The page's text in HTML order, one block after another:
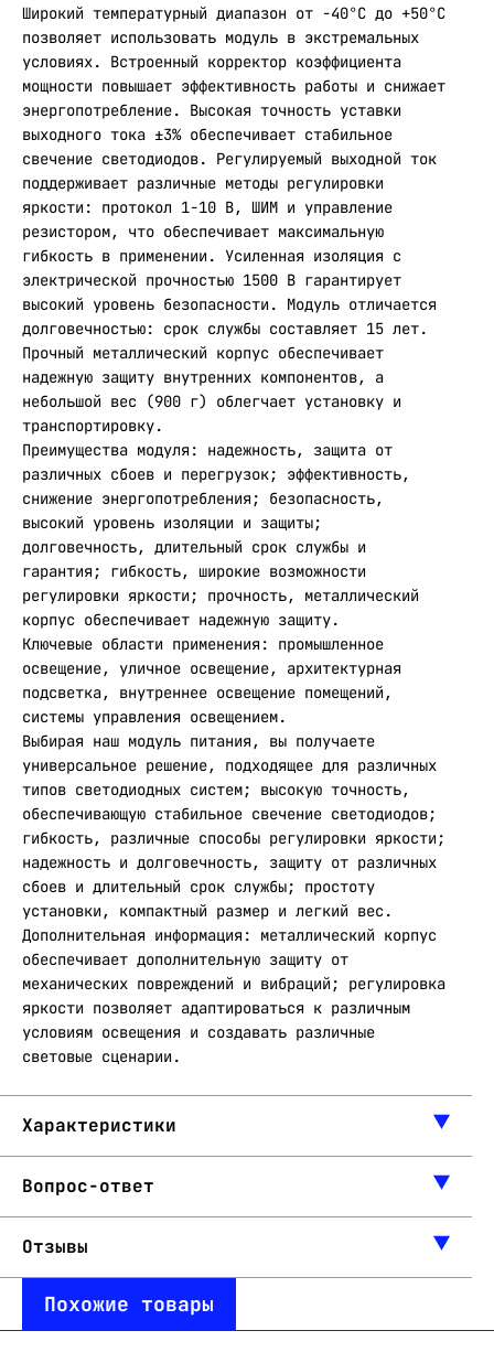
Широкий температурный диапазон от -40°С до +50°С
позволяет использовать модуль в экстремальных
условиях. Встроенный корректор коэффициента
мощности повышает эффективность работы и снижает
энергопотребление. Высокая точность уставки
выходного тока ±3% обеспечивает стабильное
свечение светодиодов. Регулируемый выходной ток
поддерживает различные методы регулировки
яркости: протокол 1-10 В, ШИМ и управление
резистором, что обеспечивает максимальную
гибкость в применении. Усиленная изоляция с
электрической прочностью 1500 В гарантирует
высокий уровень безопасности. Модуль отличается
долговечностью: срок службы составляет 15 лет.
Прочный металлический корпус обеспечивает
надежную защиту внутренних компонентов, а
небольшой вес (900 г) облегчает установку и
транспортировку.
Преимущества модуля: надежность, защита от
различных сбоев и перегрузок; эффективность,
снижение энергопотребления; безопасность,
высокий уровень изоляции и защиты;
долговечность, длительный срок службы и
гарантия; гибкость, широкие возможности
регулировки яркости; прочность, металлический
корпус обеспечивает надежную защиту.
Ключевые области применения: промышленное
освещение, уличное освещение, архитектурная
подсветка, внутреннее освещение помещений,
системы управления освещением.
Выбирая наш модуль питания, вы получаете
универсальное решение, подходящее для различных
типов светодиодных систем; высокую точность,
обеспечивающую стабильное свечение светодиодов;
гибкость, различные способы регулировки яркости;
надежность и долговечность, защиту от различных
сбоев и длительный срок службы; простоту
установки, компактный размер и легкий вес.
Дополнительная информация: металлический корпус
обеспечивает дополнительную защиту от
механических повреждений и вибраций; регулировка
яркости позволяет адаптироваться к различным
условиям освещения и создавать различные
световые сценарии.
Характеристики
Вопрос-ответ
Отзывы
Похожие товары